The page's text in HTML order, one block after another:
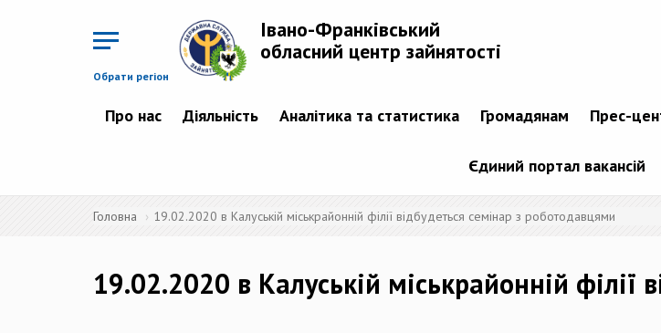
Обрати регіон
Івано-Франківський
обласний центр зайнятості
Про нас Діяльність Аналітика та статистика Громадянам Прес-
Єдиний портал вакансій
Головна 19.02.2020 в Калуській міськрайонній філії відбудеться семінар з роботодавцями
19.02.2020 в Калуській міськрайонній філії